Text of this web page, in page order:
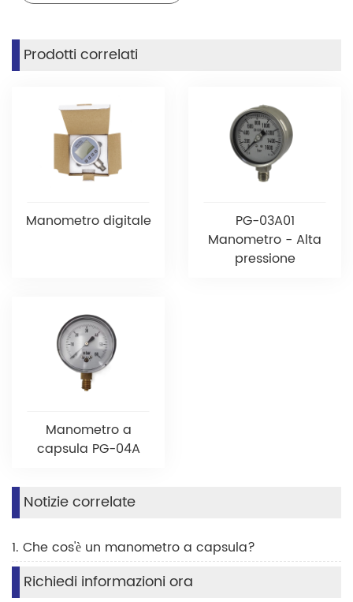
Prodotti correlati
Manometro digitale
PG-03A01
Manometro - Alta
pressione
Manometro a
capsula PG-04A
Notizie correlate
1. Che cos'è un manometro a capsula?
Richiedi informazioni ora